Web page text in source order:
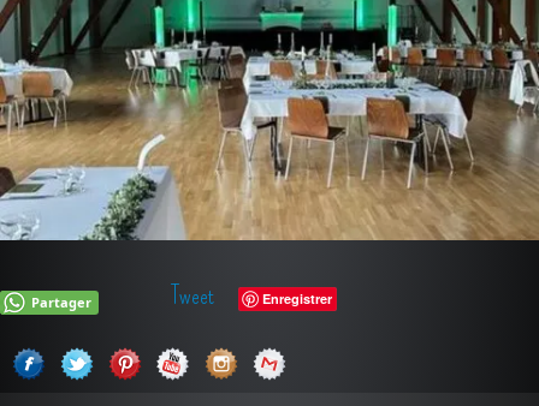
Partager Tweet Enregistrer